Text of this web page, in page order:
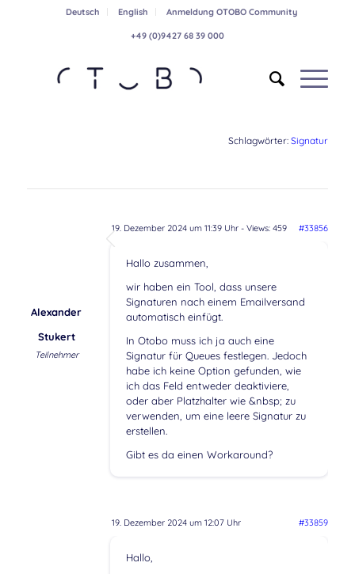
Deutsch English Anmeldung OTOBO Community
+49 (0)9427 68 39 000
Schlagwörter:Signatur
19. Dezember 2024 um 11:39 Uhr- Views: 459 #33856
Alexander
Stukert
Teilnehmer
Hallo zusammen,
wir haben ein Tool, dass unsere
Signaturen nach einem Emailversand
automatisch einfügt.
In Otobo muss ich ja auch eine
Signatur für Queues festlegen. Jedoch
habe ich keine Option gefunden, wie
ich das Feld entweder deaktiviere,
oder aber Platzhalter wie &nbsp; zu
verwenden, um eine leere Signatur zu
erstellen.
Gibt es da einen Workaround?
19. Dezember 2024 um 12:07 Uhr #33859
Hallo,